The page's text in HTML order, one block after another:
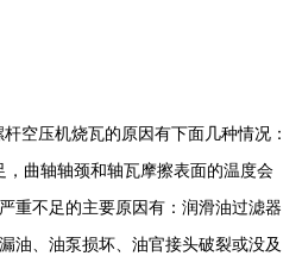
空压机烧瓦的原因有下面几种情况：
，曲轴轴颈和轴瓦摩擦表面的温度会
重不足的主要原因有：润滑油过滤器
油、油泵损坏、油官接头破裂或没及